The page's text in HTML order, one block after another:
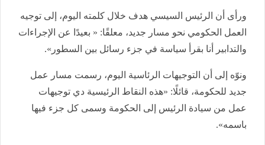
ورأى أن الرئيس السيسي هدف خلال كلمته اليوم، إلى توجيه
العمل الحكومي نحو مسار جديد، معلقًا: « بعيدًا عن الإجراءات
والتدابير أنا بقرأ سياسة في جزء رسائل بين السطور».
ونوّه إلى أن التوجيهات الرئاسية اليوم، رسمت مسار عمل
جديد للحكومة، قائلًا: «هذه النقاط الرئيسية دي توجيهات
عمل من سيادة الرئيس إلى الحكومة وسمى كل جزء فيها
باسمه».